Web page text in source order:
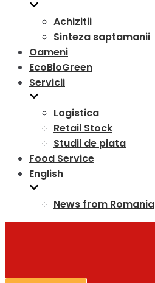
Achizitii
Sinteza saptamanii
Oameni
EcoBioGreen
Servicii
Logistica
Retail Stock
Studii de piata
Food Service
English
News from Romania